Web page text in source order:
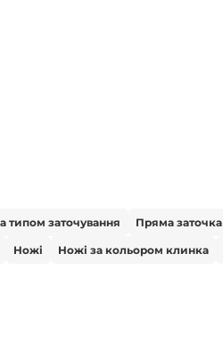
типом заточування Пряма заточка
Ножі Ножі за кольором клинка